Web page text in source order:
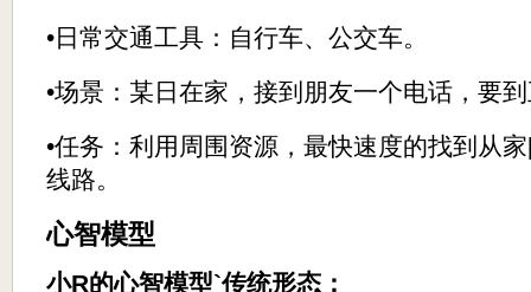
•日常交通工具：自行车、公交车。
•场景：某日在家，接到朋友一个电话，要
•任务：利用周围资源，最快速度的找到从
线路。
心智模型
小R的心智模型`传统形态：